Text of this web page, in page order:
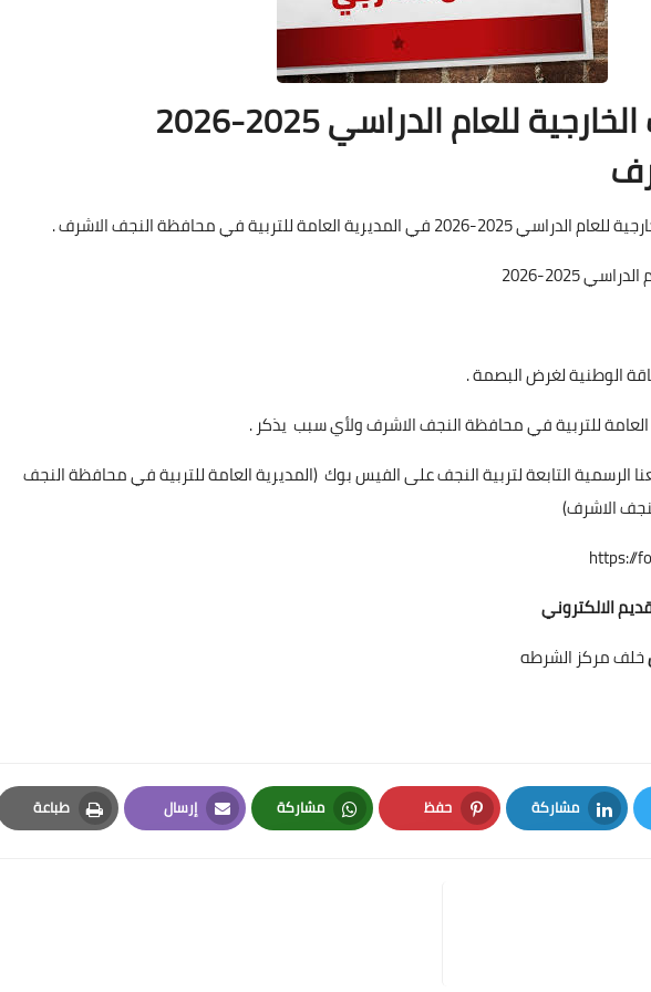
للعام الدراسي 2025-2026
العامة للتربية في محافظة النجف الاشرف .
2025-2026
الرسمية التابعة لتربية النجف على الفيس بوك (المديرية العامة للتربية في محافظة النجف
الاشرف)
https://
الالكتروني
خلف مركز الشرطه
مشاركة
LinkedIn
حفظ
Pinterest
مشاركة
Whatsapp
إرسال
Email
طباعة
Print